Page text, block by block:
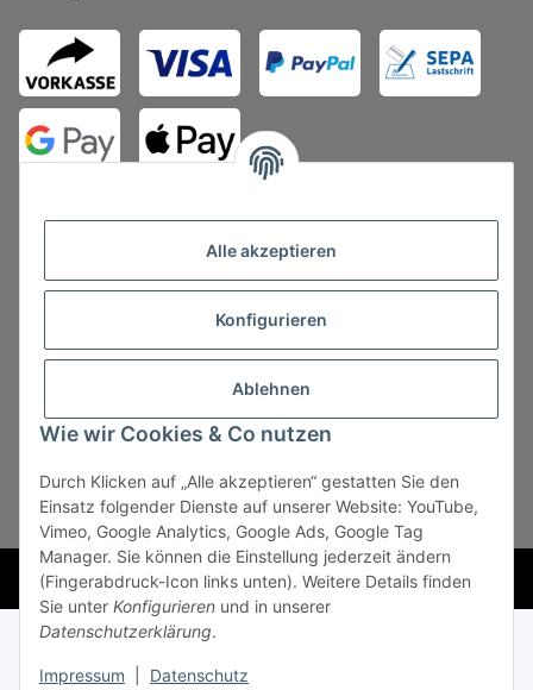
Alle akzeptieren
Konfigurieren
Ablehnen
Wie wir Cookies & Co nutzen
Durch Klicken auf „Alle akzeptieren“ gestatten Sie den
Einsatz folgender Dienste auf unserer Website: YouTube,
Vimeo, Google Analytics, Google Ads, Google Tag
Manager. Sie können die Einstellung jederzeit ändern
(Fingerabdruck-Icon links unten). Weitere Details finden
Sie unter Konfigurieren und in unserer
Datenschutzerklärung.
Impressum Datenschutz
Vertrag widerrufen
* Alle Preise zzgl. gesetzlicher USt., zzgl.Versand, zzgl.
Mindermengenzuschlag
Powered byJTL-Shop